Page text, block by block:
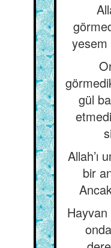
yesem
gül
Allah’ı
bir